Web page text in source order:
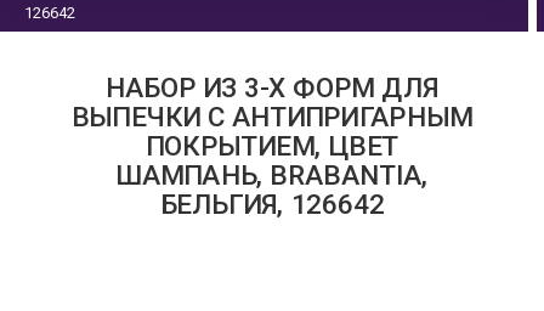
126642
НАБОР ИЗ 3-Х ФОРМ ДЛЯ
ВЫПЕЧКИ С АНТИПРИГАРНЫМ
ПОКРЫТИЕМ, ЦВЕТ
ШАМПАНЬ, BRABANTIA,
БЕЛЬГИЯ, 126642